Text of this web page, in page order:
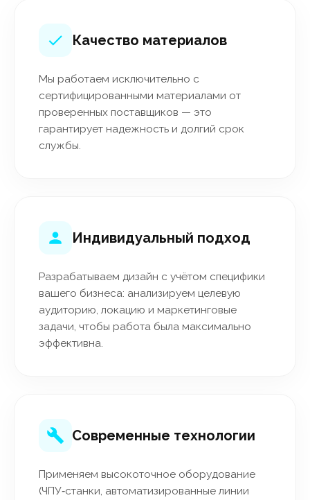
Качество материалов
Мы работаем исключительно с
сертифицированными материалами от
проверенных поставщиков — это
гарантирует надежность и долгий срок
службы.
Индивидуальный подход
Разрабатываем дизайн с учётом специфики
вашего бизнеса: анализируем целевую
аудиторию, локацию и маркетинговые
задачи, чтобы работа была максимально
эффективна.
Современные технологии
Применяем высокоточное оборудование
(ЧПУ‑станки, автоматизированные линии